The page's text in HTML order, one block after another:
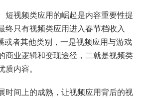
短视频类应用的崛起是内容重要性提
终只有视频类应用进入春节档收入
或者其他类别，一是视频应用与游戏
商业逻辑和变现途径，二就是视频类
内容。
时间上的成熟，让视频应用背后的视